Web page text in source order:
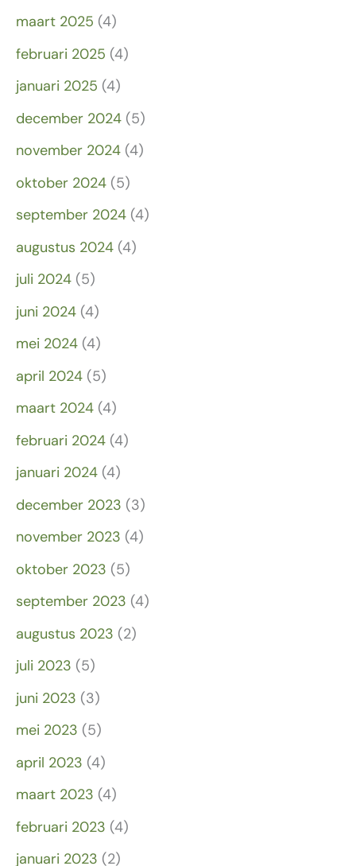
maart 2025 (4)
februari 2025 (4)
januari 2025 (4)
december 2024 (5)
november 2024 (4)
oktober 2024 (5)
september 2024 (4)
augustus 2024 (4)
juli 2024 (5)
juni 2024 (4)
mei 2024 (4)
april 2024 (5)
maart 2024 (4)
februari 2024 (4)
januari 2024 (4)
december 2023 (3)
november 2023 (4)
oktober 2023 (5)
september 2023 (4)
augustus 2023 (2)
juli 2023 (5)
juni 2023 (3)
mei 2023 (5)
april 2023 (4)
maart 2023 (4)
februari 2023 (4)
januari 2023 (2)